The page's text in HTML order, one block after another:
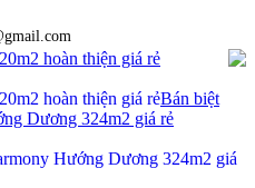
hoàn thiện giá rẻ
Bán biệt
Dương 324m2 giá rẻ